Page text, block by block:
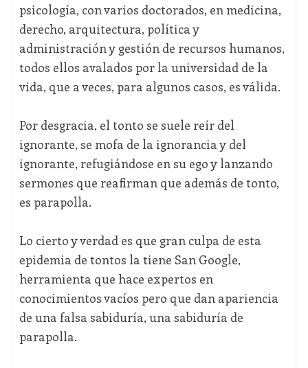
psicología, con varios doctorados, en medicina,
derecho, arquitectura, política y
administración y gestión de recursos humanos,
todos ellos avalados por la universidad de la
vida, que a veces, para algunos casos, es válida.
Por desgracia, el tonto se suele reír del
ignorante, se mofa de la ignorancia y del
ignorante, refugiándose en su ego y lanzando
sermones que reafirman que además de tonto,
es parapolla.
Lo cierto y verdad es que gran culpa de esta
epidemia de tontos la tiene San Google,
herramienta que hace expertos en
conocimientos vacíos pero que dan apariencia
de una falsa sabiduría, una sabiduría de
parapolla.